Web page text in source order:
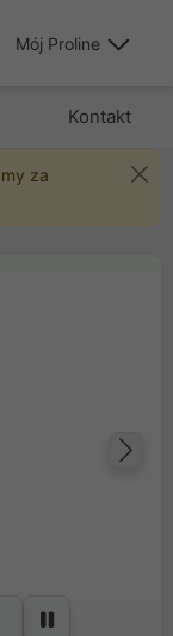
Mój Proline
Kontakt
za